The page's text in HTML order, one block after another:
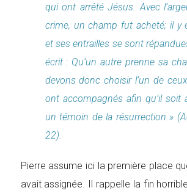
qui ont arrêté Jésus. Avec
crime, un champ fut acheté; il y
et ses entrailles se sont
écrit : Qu’un autre prenne sa
devons donc choisir l’un de
ont accompagnés afin qu’il soit
un témoin de la résurrection »
22).
Pierre assume ici la première place
avait assignée. Il rappelle la fin